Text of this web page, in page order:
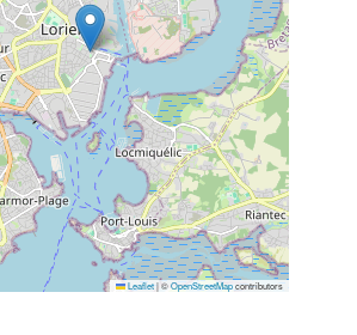
Leaflet |©OpenStreetMapcontributors